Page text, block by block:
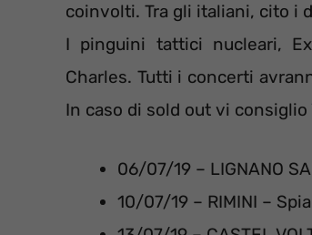
coinvolti. Tra gli italiani, cito i
I pinguini tattici nucleari,
Charles. Tutti i concerti
In caso di sold out vi consiglio
06/07/19 – LIGNANO
10/07/19 – RIMINI –